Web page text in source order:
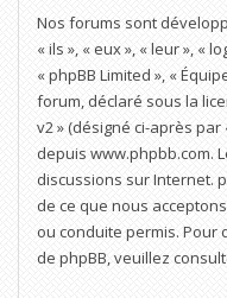
Nos forums sont
« ils », « eux », « leur », «
« phpBB Limited », «
forum, déclaré sous la
v2» (désigné ci-après par
depuis www.phpbb.com.
discussions sur Internet.
de ce que nous
ou conduite permis. Pour
de phpBB, veuillez